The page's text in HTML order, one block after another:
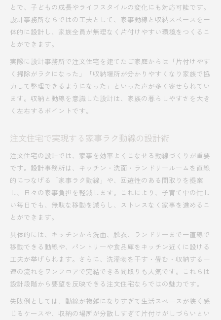
とで、子どもの成長やライフスタイルの変化にも対応可能です。
設計事務所ならではの工夫として、家事動線と収納スペースを一
体的に設計し、家族全員が無理なく片付けやすい環境をつくるこ
とができます。
実際に設計事務所で注文住宅を建てたご家庭からは「片付けやす
く掃除がラクになった」「収納場所が分かりやすくなり家族で協
力して整理できるようになった」といった声が多く寄せられてい
ます。収納と動線を意識した設計は、家族の暮らしやすさを大き
く左右するポイントです。
注文住宅で実現する家事ラク動線の設計術
注文住宅の設計では、家事を効率よくこなせる動線づくりが重要
です。設計事務所は、キッチン・洗面・ランドリールームを直線
的につなげる「家事ラク動線」や、回遊性のある間取りを提案
し、日々の家事負担を軽減します。これにより、子育て中の忙し
い毎日でも、無駄な移動を減らし、ストレスなく家事を進めるこ
とができます。
具体的には、キッチンから洗面、脱衣、ランドリーまで一直線で
移動できる動線や、パントリーや食品庫をキッチン近くに設ける
工夫が挙げられます。さらに、洗濯物を干す・畳む・収納する一
連の流れをワンフロアで完結できる間取りも人気です。これらは
設計段階から要望を反映できる注文住宅ならではの魅力です。
失敗例としては、動線が複雑になりすぎて生活スペースが狭く感
じるケースや、収納の場所が分散しすぎて片付けがしづらいとい